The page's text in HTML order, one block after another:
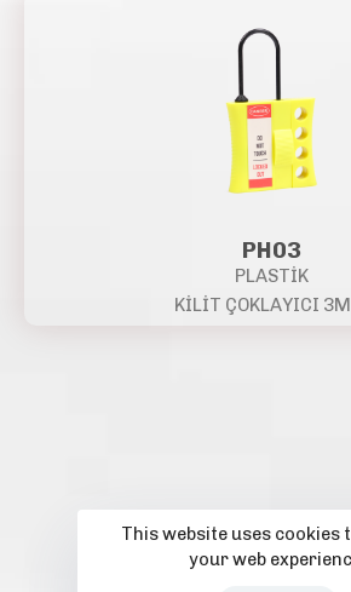
PH03
PLASTİK
KİLİT ÇOKLAYICI
This website uses cookies
your web